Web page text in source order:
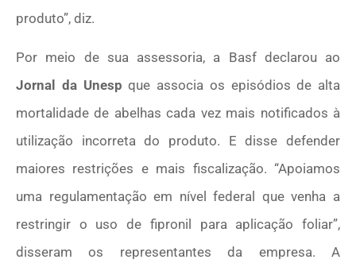
produto”, diz.
Por meio de sua assessoria, a Basf declarou ao
Jornal da Unesp que associa os episódios de alta
mortalidade de abelhas cada vez mais notificados à
utilização incorreta do produto. E disse defender
maiores restrições e mais fiscalização. “Apoiamos
uma regulamentação em nível federal que venha a
restringir o uso de fipronil para aplicação foliar”,
disseram os representantes da empresa. A